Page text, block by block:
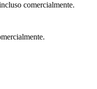
comercialmente.